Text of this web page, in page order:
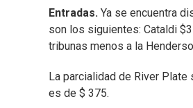
Entradas. Ya se encuentra
son los siguientes: Cataldi
tribunas menos a la
La parcialidad de River Plate
es de $ 375.